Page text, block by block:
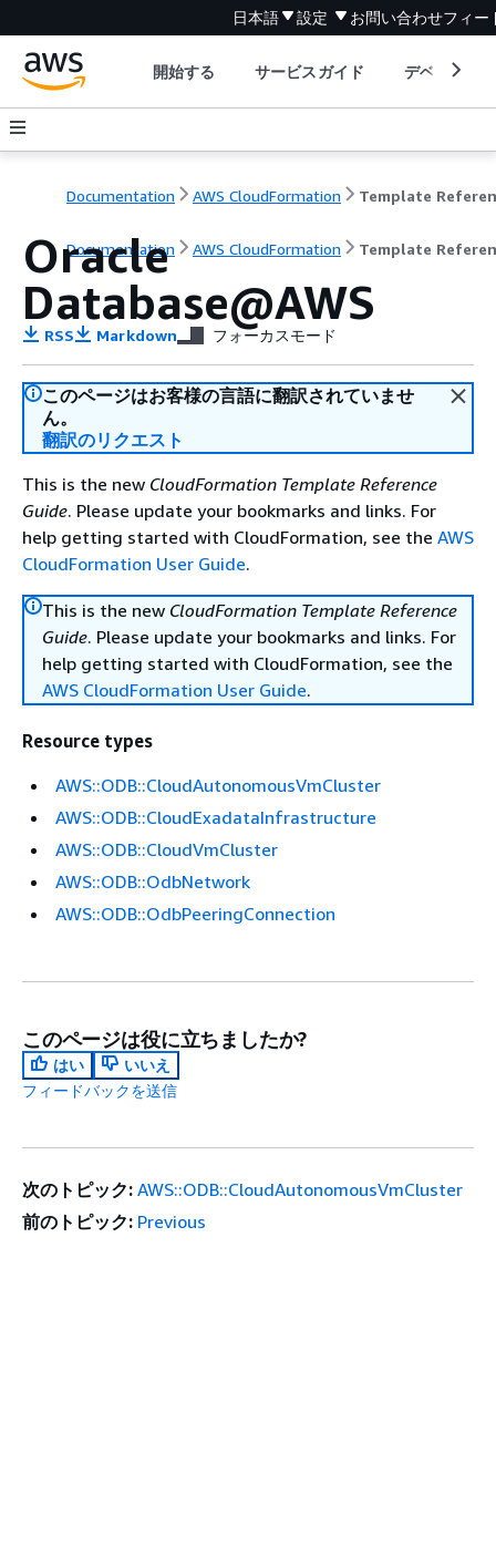
日本語 設定 お問い合わせフィー
開始する サービスガイド デベロッパ
Documentation AWS CloudFormation Template
Documentation AWS CloudFormation Template
Oracle
Database@AWS
RSS Markdown フォーカスモード
このページはお客様の言語に翻訳されていませ
ん。
翻訳のリクエスト
This is the new CloudFormation Template Reference
Guide. Please update your bookmarks and links. For
help getting started with CloudFormation, see the AWS
CloudFormation User Guide.
This is the new CloudFormation Template Reference
Guide. Please update your bookmarks and links. For
help getting started with CloudFormation, see the
AWS CloudFormation User Guide.
Resource types
AWS::ODB::CloudAutonomousVmCluster
AWS::ODB::CloudExadataInfrastructure
AWS::ODB::CloudVmCluster
AWS::ODB::OdbNetwork
AWS::ODB::OdbPeeringConnection
このページは役に立ちましたか?
はい
いいえ
フィードバックを送信
次のトピック: AWS::ODB::CloudAutonomousVmCluster
前のトピック: Previous